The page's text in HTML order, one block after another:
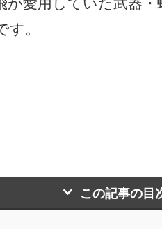
。
この記事の目